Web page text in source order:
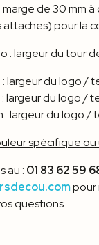
marge de 30 mm
pour la
: largeur du tour
: largeur du logo /
: largeur du logo /
: largeur du logo /
spécifique
au : 01 83 62 59
pour
questions.